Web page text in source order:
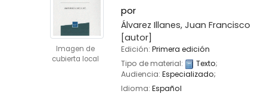
Imagen de
cubierta local
por
Álvarez Illanes, Juan Francisco
[autor]
Edición: Primera edición
Tipo de material:
Texto;
Audiencia: Especializado;
Idioma: Español